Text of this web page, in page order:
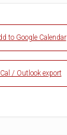
to Google Calendar
/ Outlook export